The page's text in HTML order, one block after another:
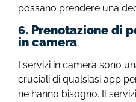
possano prendere una
6. Prenotazione di
in camera
I servizi in camera sono
cruciali di qualsiasi app
ne hanno bisogno. Il